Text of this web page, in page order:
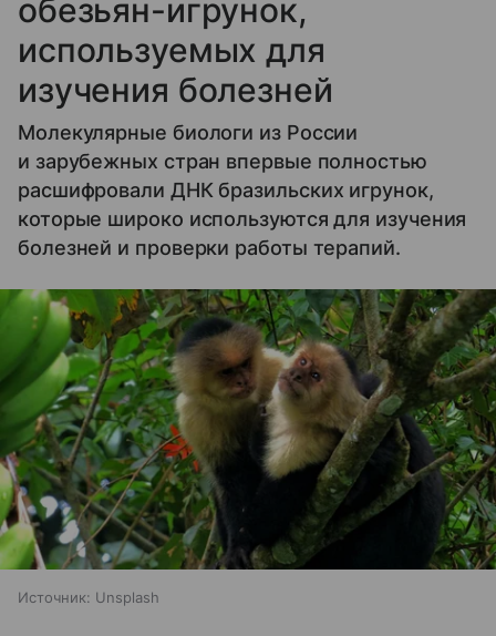
обезьян-игрунок,
используемых для
изучения болезней
Молекулярные биологи из России
и зарубежных стран впервые полностью
расшифровали ДНК бразильских игрунок,
которые широко используются для изучения
болезней и проверки работы терапий.
Источник: Unsplash